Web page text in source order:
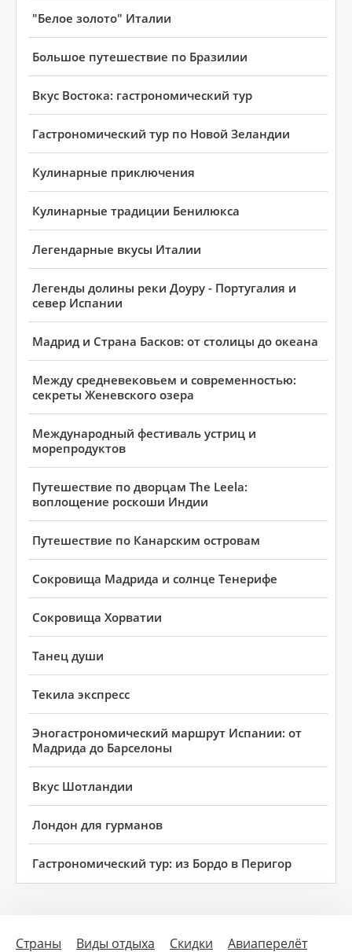
"Белое золото" Италии
Большое путешествие по Бразилии
Вкус Востока: гастрономический тур
Гастрономический тур по Новой Зеландии
Кулинарные приключения
Кулинарные традиции Бенилюкса
Легендарные вкусы Италии
Легенды долины реки Доуру - Португалия и
север Испании
Мадрид и Cтрана Басков: от столицы до океана
Между средневековьем и современностью:
секреты Женевского озера
Международный фестиваль устриц и
морепродуктов
Путешествие по дворцам The Leela:
воплощение роскоши Индии
Путешествие по Канарским островам
Сокровища Мадрида и солнце Тенерифе
Сокровища Хорватии
Танец души
Текила экспресс
Эногастрономический маршрут Испании: от
Мадрида до Барселоны
Вкус Шотландии
Лондон для гурманов
Гастрономический тур: из Бордо в Перигор
Страны Виды отдыха Скидки
Авиаперелёт